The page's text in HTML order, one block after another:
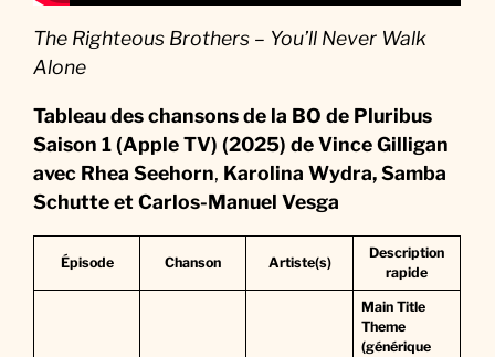
The Righteous Brothers – You’ll Never Walk
Alone
Tableau des chansons de la BO de Pluribus
Saison 1 (Apple TV) (2025) de Vince Gilligan
avec Rhea Seehorn, Karolina Wydra, Samba
Schutte et Carlos-Manuel Vesga
Épisode Chanson Artiste(s)
Description
rapide
Main Title
Theme
(générique